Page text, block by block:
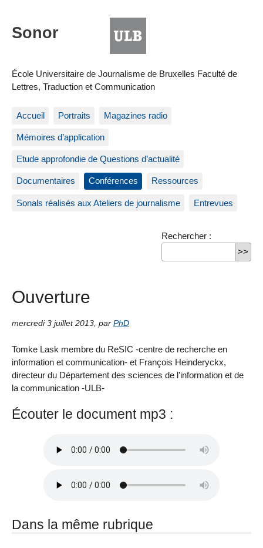
École Universitaire de Journalisme de Bruxelles Faculté de
Lettres, Traduction et Communication
Accueil Portraits Magazines radio
Mémoires d’application
Etude approfondie de Questions d’actualité
Documentaires Conférences Ressources
Sonals réalisés aux Ateliers de journalisme Entrevues
Rechercher :
Ouverture
mercredi 3 juillet 2013 par PhD
Tomke Lask membre du ReSIC -centre de recherche en
information et communication- et François Heinderyckx,
directeur du Département des sciences de l’information et de
la communication -ULB-
Écouter le document mp3 :
Dans la même rubrique